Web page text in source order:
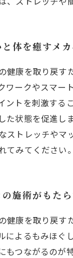
体を癒すメ
健康を取り戻す
ワークやスマー
ントを刺激する
た状態を促進し
ストレッチや
てみてください。
施術がもた
健康を取り戻す
によるもみほぐ
もつながるのが